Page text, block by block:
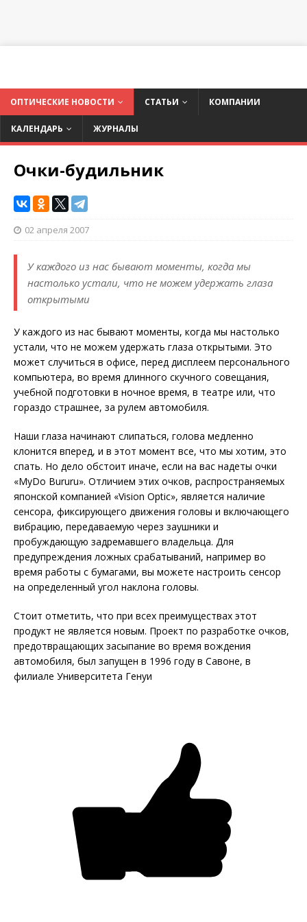
ОПТИЧЕСКИЕ НОВОСТИ СТАТЬИ КОМПАНИИ
КАЛЕНДАРЬ ЖУРНАЛЫ
Очки-будильник
02 апреля 2007
У каждого из нас бывают моменты, когда мы
настолько устали, что не можем удержать глаза
открытыми
У каждого из нас бывают моменты, когда мы настолько
устали, что не можем удержать глаза открытыми. Это
может случиться в офисе, перед дисплеем персонального
компьютера, во время длинного скучного совещания,
учебной подготовки в ночное время, в театре или, что
гораздо страшнее, за рулем автомобиля.
Наши глаза начинают слипаться, голова медленно
клонится вперед, и в этот момент все, что мы хотим, это
спать. Но дело обстоит иначе, если на вас надеты очки
«MyDo Bururu». Отличием этих очков, распространяемых
японской компанией «Vision Optic», является наличие
сенсора, фиксирующего движения головы и включающего
вибрацию, передаваемую через заушники и
пробуждающую задремавшего владельца. Для
предупреждения ложных срабатываний, например во
время работы с бумагами, вы можете настроить сенсор
на определенный угол наклона головы.
Стоит отметить, что при всех преимуществах этот
продукт не является новым. Проект по разработке очков,
предотвращающих засыпание во время вождения
автомобиля, был запущен в 1996 году в Савоне, в
филиале Университета Генуи